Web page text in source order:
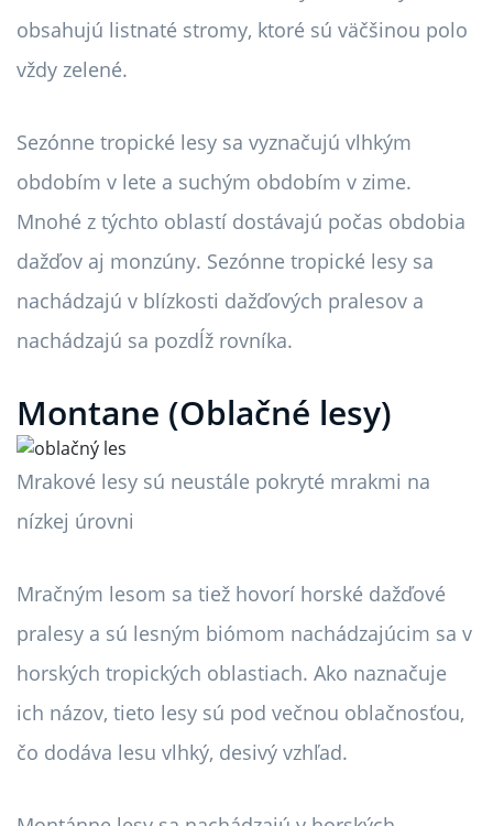
obsahujú listnaté stromy, ktoré sú väčšinou polo
vždy zelené.
Sezónne tropické lesy sa vyznačujú vlhkým
obdobím v lete a suchým obdobím v zime.
Mnohé z týchto oblastí dostávajú počas obdobia
dažďov aj monzúny. Sezónne tropické lesy sa
nachádzajú v blízkosti dažďových pralesov a
nachádzajú sa pozdĺž rovníka.
Montane (Oblačné lesy)
Mrakové lesy sú neustále pokryté mrakmi na
nízkej úrovni
Mračným lesom sa tiež hovorí horské dažďové
pralesy a sú lesným biómom nachádzajúcim sa v
horských tropických oblastiach. Ako naznačuje
ich názov, tieto lesy sú pod večnou oblačnosťou,
čo dodáva lesu vlhký, desivý vzhľad.